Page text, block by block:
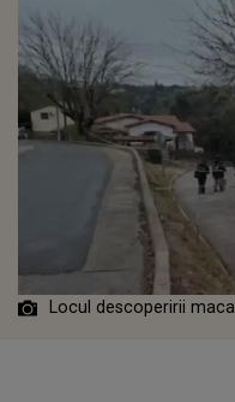
Locul descoperirii